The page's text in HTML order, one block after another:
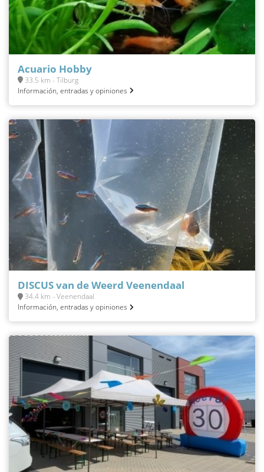
Acuario Hobby
33.5 km - Tilburg
Información, entradas y opiniones
DISCUS van de Weerd Veenendaal
34.4 km - Veenendaal
Información, entradas y opiniones